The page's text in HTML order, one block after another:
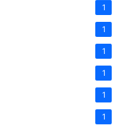
1
1
1
1
1
1